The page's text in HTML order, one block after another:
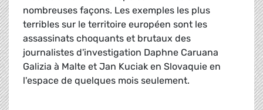
nombreuses façons. Les exemples les plus
terribles sur le territoire européen sont les
assassinats choquants et brutaux des
journalistes d'investigation Daphne Caruana
Galizia à Malte et Jan Kuciak en Slovaquie en
l'espace de quelques mois seulement.